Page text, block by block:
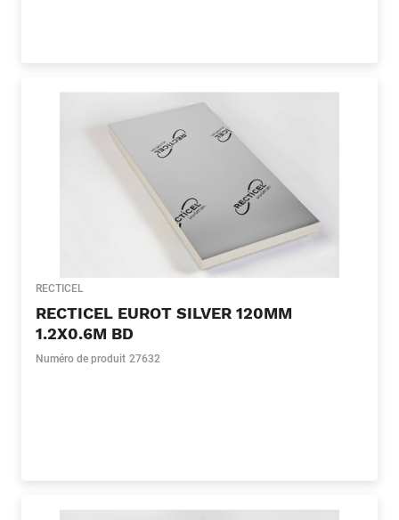
RECTICEL
RECTICEL EUROT SILVER 120MM
1.2X0.6M BD
Numéro de produit 27632